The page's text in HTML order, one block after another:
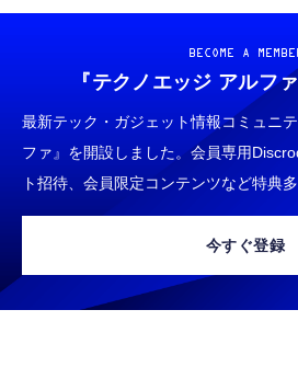
BECOME A
『テクノエッジ アルファ
最新テック・ガジェット情報コミュニ
ファ』を開設しました。会員専用
ト招待、会員限定コンテンツなど特典多
今すぐ登録